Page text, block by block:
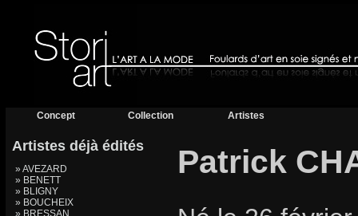
Concept Collection Artistes
Artistes déjà édités
» AVEZARD
» BENETT
» BLIGNY
» BOUCHEIX
» BRESSAN
Patrick